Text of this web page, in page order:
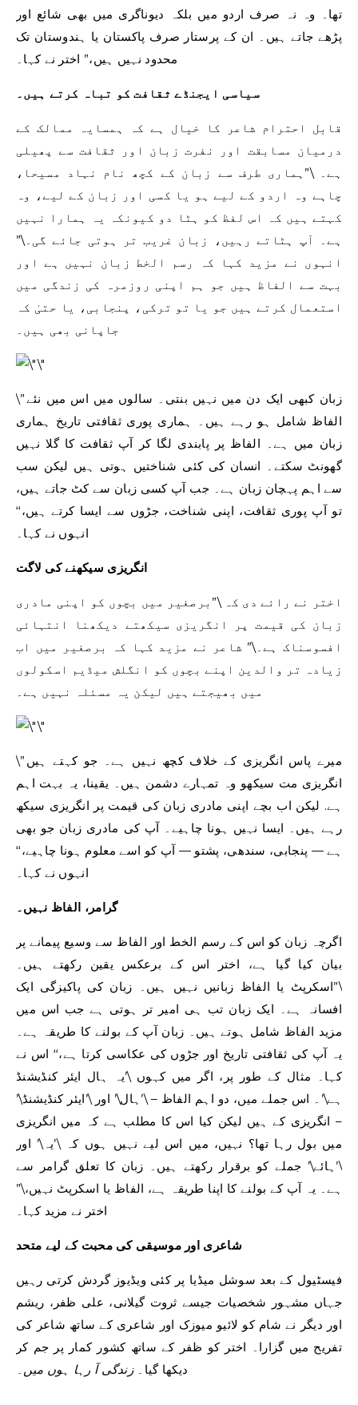
تھا۔ وہ نہ صرف اردو میں بلکہ دیوناگری میں بھی شائع اور
پڑھے جاتے ہیں۔ ان کے پرستار صرف پاکستان یا ہندوستان تک
محدود نہیں ہیں،” اختر نے کہا۔
سیاسی ایجنڈے ثقافت کو تباہ کرتے ہیں۔
قابل احترام شاعر کا خیال ہے کہ ہمسایہ ممالک کے
درمیان مسابقت اور نفرت زبان اور ثقافت سے پھیلی
ہے۔ \”ہماری طرف سے زبان کے کچھ نام نہاد مسیحا،
چاہے وہ اردو کے لیے ہو یا کسی اور زبان کے لیے، وہ
کہتے ہیں کہ اس لفظ کو ہٹا دو کیونکہ یہ ہمارا نہیں
ہے۔ آپ ہٹاتے رہیں، زبان غریب تر ہوتی جائے گی۔\”
انہوں نے مزید کہا کہ رسم الخط زبان نہیں ہے اور
بہت سے الفاظ ہیں جو ہم اپنی روزمرہ کی زندگی میں
استعمال کرتے ہیں جو یا تو ترکی، پنجابی، یا حتیٰ کہ
جاپانی بھی ہیں۔
\”زبان کبھی ایک دن میں نہیں بنتی۔ سالوں میں اس میں نئے
الفاظ شامل ہو رہے ہیں۔ ہماری پوری ثقافتی تاریخ ہماری
زبان میں ہے۔ الفاظ پر پابندی لگا کر آپ ثقافت کا گلا نہیں
گھونٹ سکتے۔ انسان کی کئی شناختیں ہوتی ہیں لیکن سب
سے اہم پہچان زبان ہے۔ جب آپ کسی زبان سے کٹ جاتے ہیں،
تو آپ پوری ثقافت، اپنی شناخت، جڑوں سے ایسا کرتے ہیں،‘‘
انہوں نے کہا۔
انگریزی سیکھنے کی لاگت
اختر نے رائے دی کہ \”برصغیر میں بچوں کو اپنی مادری
زبان کی قیمت پر انگریزی سیکھتے دیکھنا انتہائی
افسوسناک ہے۔\” شاعر نے مزید کہا کہ برصغیر میں اب
زیادہ تر والدین اپنے بچوں کو انگلش میڈیم اسکولوں
میں بھیجتے ہیں لیکن یہ مسئلہ نہیں ہے۔
\”میرے پاس انگریزی کے خلاف کچھ نہیں ہے۔ جو کہتے ہیں
انگریزی مت سیکھو وہ تمہارے دشمن ہیں۔ یقینا، یہ بہت اہم
ہے. لیکن اب بچے اپنی مادری زبان کی قیمت پر انگریزی سیکھ
رہے ہیں۔ ایسا نہیں ہونا چاہیے۔ آپ کی مادری زبان جو بھی
ہے — پنجابی، سندھی، پشتو — آپ کو اسے معلوم ہونا چاہیے،‘‘
انہوں نے کہا۔
گرامر، الفاظ نہیں۔
اگرچہ زبان کو اس کے رسم الخط اور الفاظ سے وسیع پیمانے پر
بیان کیا گیا ہے، اختر اس کے برعکس یقین رکھتے ہیں۔
\”اسکرپٹ یا الفاظ زبانیں نہیں ہیں۔ زبان کی پاکیزگی ایک
افسانہ ہے۔ ایک زبان تب ہی امیر تر ہوتی ہے جب اس میں
مزید الفاظ شامل ہوتے ہیں۔ زبان آپ کے بولنے کا طریقہ ہے۔
یہ آپ کی ثقافتی تاریخ اور جڑوں کی عکاسی کرتا ہے،‘‘ اس نے
کہا۔ مثال کے طور پر، اگر میں کہوں \’یہ ہال ایئر کنڈیشنڈ
ہے\’۔ اس جملے میں، دو اہم الفاظ – \’ہال\’ اور \’ایئر کنڈیشنڈ\’
– انگریزی کے ہیں لیکن کیا اس کا مطلب ہے کہ میں انگریزی
میں بول رہا تھا؟ نہیں، میں اس لیے نہیں ہوں کہ \’یہ\’ اور
\’ہائے\’ جملے کو برقرار رکھتے ہیں۔ زبان کا تعلق گرامر سے
ہے۔ یہ آپ کے بولنے کا اپنا طریقہ ہے، الفاظ یا اسکرپٹ نہیں،\”
اختر نے مزید کہا۔
شاعری اور موسیقی کی محبت کے لیے متحد
فیسٹیول کے بعد سوشل میڈیا پر کئی ویڈیوز گردش کرتی رہیں
جہاں مشہور شخصیات جیسے ثروت گیلانی، علی ظفر، ریشم
اور دیگر نے شام کو لائیو میوزک اور شاعری کے ساتھ شاعر کی
تفریح ​​میں گزارا۔ اختر کو ظفر کے ساتھ کشور کمار پر جم کر
دیکھا گیا۔زندگی آ رہا ہوں میں۔